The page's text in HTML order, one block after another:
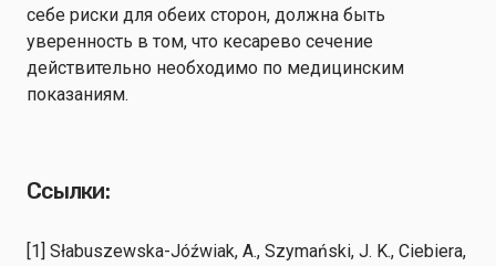
себе риски для обеих сторон, должна быть
уверенность в том, что кесарево сечение
действительно необходимо по медицинским
показаниям.
Ссылки:
[1] Słabuszewska-Jóźwiak, A., Szymański, J. K., Ciebiera,